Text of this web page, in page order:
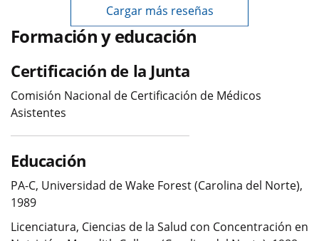
Cargar más reseñas
Formación y educación
Certificación de la Junta
Comisión Nacional de Certificación de Médicos
Asistentes
Educación
PA-C, Universidad de Wake Forest (Carolina del Norte),
1989
Licenciatura, Ciencias de la Salud con Concentración en